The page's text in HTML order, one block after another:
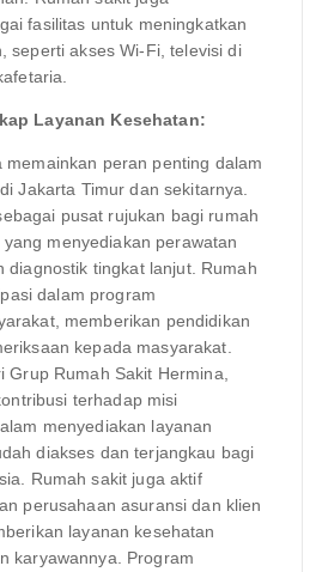
fasilitas untuk meningkatkan
seperti akses Wi-Fi, televisi di
Layanan Kesehatan:
memainkan peran penting dalam
Jakarta Timur dan sekitarnya.
pusat rujukan bagi rumah
menyediakan perawatan
diagnostik tingkat lanjut. Rumah
dalam program
memberikan pendidikan
kepada masyarakat.
Grup Rumah Sakit Hermina,
terhadap misi
menyediakan layanan
diakses dan terjangkau bagi
Rumah sakit juga aktif
perusahaan asuransi dan klien
layanan kesehatan
karyawannya. Program